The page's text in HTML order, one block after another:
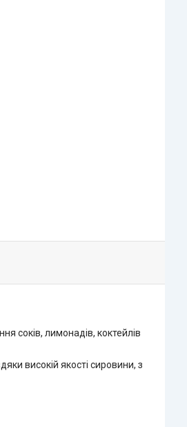
соків, лимонадів, коктейлів
високій якості сировини, з